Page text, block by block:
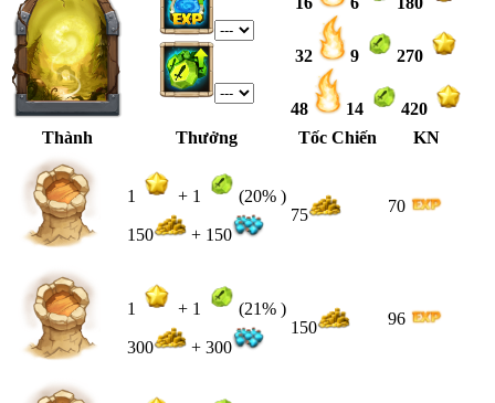
32 9 270
48 14
420
Thành
Thưởng Tốc Chiến KN
1 + 1 (20% )
150 + 150
75 70
1 + 1 (21% )
300 + 300
150 96